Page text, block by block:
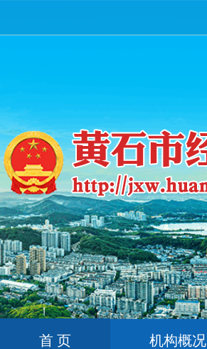
首 页 机构概况